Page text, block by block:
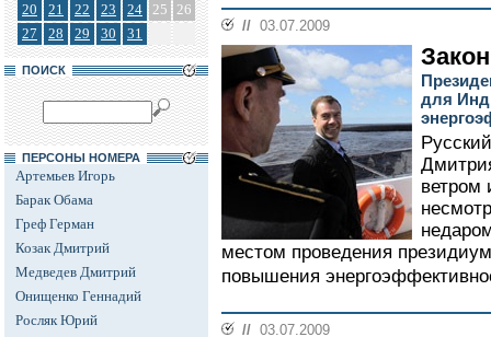
20
21 22 23 24 25 26
27
28 29 30 31
ПОИСК
ПЕРСОНЫ НОМЕРА
Артемьев Игорь
Барак Обама
Греф Герман
Козак Дмитрий
Медведев Дмитрий
Онищенко Геннадий
Росляк Юрий
// 03.07.2009
для
ветром
местом проведения
повышения
// 03.07.2009